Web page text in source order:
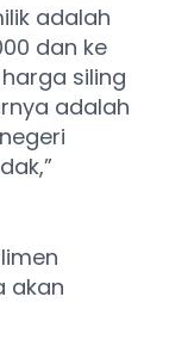
adalah
dan ke
siling
adalah
akan